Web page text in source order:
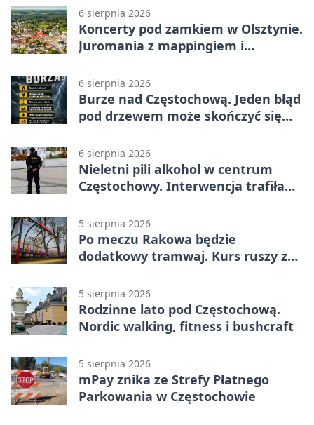
6 sierpnia 2026
Koncerty pod zamkiem w Olsztynie.
Juromania z mappingiem i
6 sierpnia 2026
Burze nad Częstochową. Jeden błąd
pod drzewem może skończyć się
6 sierpnia 2026
Nieletni pili alkohol w centrum
Częstochowy. Interwencja trafiła
5 sierpnia 2026
Po meczu Rakowa będzie
dodatkowy tramwaj. Kurs ruszy ze
5 sierpnia 2026
Rodzinne lato pod Częstochową.
Nordic walking, fitness i bushcraft
5 sierpnia 2026
mPay znika ze Strefy Płatnego
Parkowania w Częstochowie